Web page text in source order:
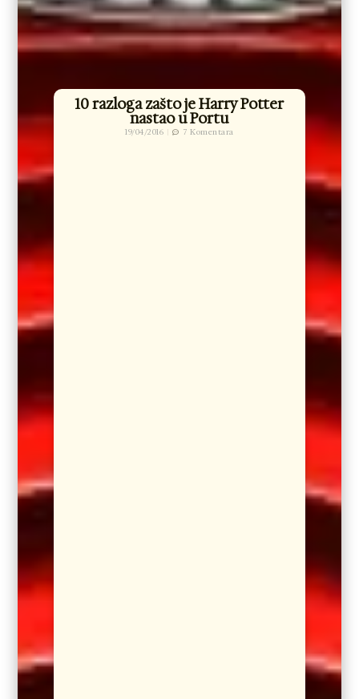
10 razloga zašto je Harry Potter
nastao u Portu
19/04/2016 7 Komentara